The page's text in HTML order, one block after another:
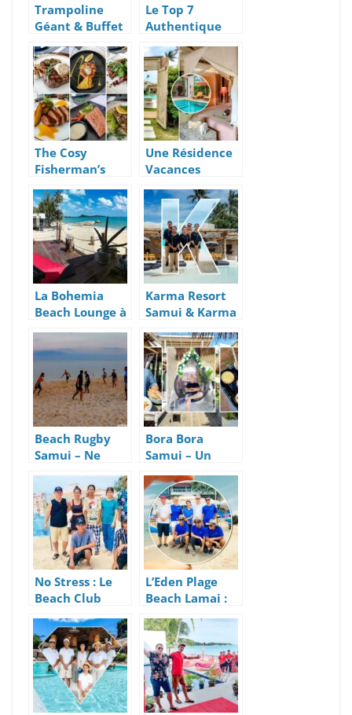
Trampoline
Géant & Buffet
BBQ Gratuit
(Kids)
Le Top 7
Authentique
Des Activités
2021 À Koh
Samui
The Cosy
Fisherman’s
Village |
Nouveau
Restaurant Et
Nouveau Menu
Une Résidence
Vacances
Glamour avec
Tentes De Luxe
Ou Villas
piscines
La Bohemia
Beach Lounge à
Lamai Beach
Karma Resort
Samui & Karma
Beach: Villas
Chics et Beach
Club
Beach Rugby
Samui – Ne
vous Faites Plus
Plaquer Et
Gagnez Des
Amis !
Bora Bora
Samui – Un
Restaurant
Lounge Coup de
Cœur
No Stress : Le
Beach Club
Familial Avec
Petits-
déjeuners à 160
Bahts (4 Euros)
L’Eden Plage
Beach Lamai :
Un Agréable
Beach Club
Franco-Thaï